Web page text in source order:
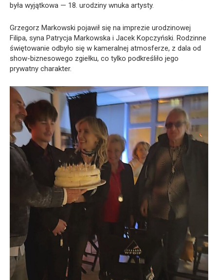
była wyjątkowa — 18. urodziny wnuka artysty.
Grzegorz Markowski pojawił się na imprezie urodzinowej
Filipa, syna Patrycja Markowska i Jacek Kopczyński. Rodzinne
świętowanie odbyło się w kameralnej atmosferze, z dala od
show-biznesowego zgiełku, co tylko podkreśliło jego
prywatny charakter.